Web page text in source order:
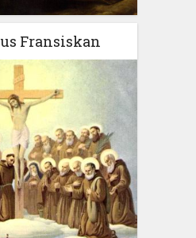
Fransiskan